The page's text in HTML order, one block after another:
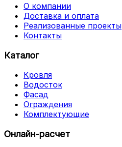
О компании
Доставка и оплата
Реализованные проекты
Контакты
Каталог
Кровля
Водосток
Фасад
Ограждения
Комплектующие
Онлайн-расчет